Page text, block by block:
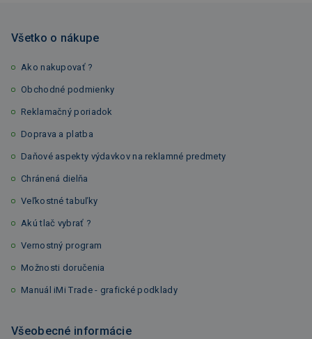
Všetko o nákupe
Ako nakupovať ?
Obchodné podmienky
Reklamačný poriadok
Doprava a platba
Daňové aspekty výdavkov na reklamné predmety
Chránená dielňa
Veľkostné tabuľky
Akú tlač vybrať ?
Vernostný program
Možnosti doručenia
Manuál iMi Trade - grafické podklady
Všeobecné informácie